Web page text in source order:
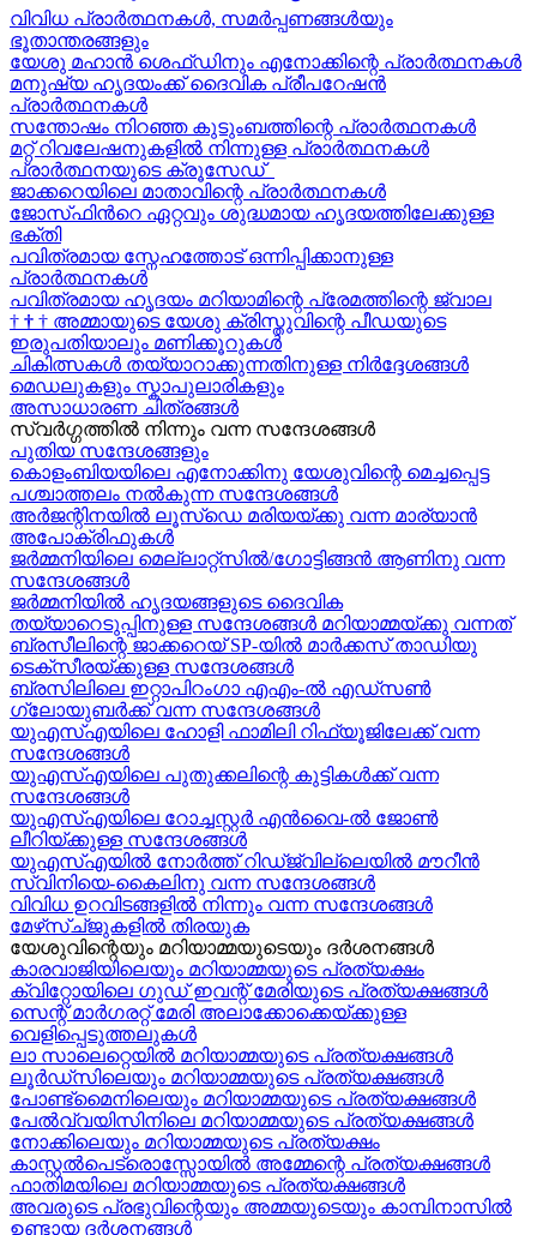
വിവിധ പ്രാർത്ഥനകൾ, സമർപ്പണങ്ങൾയും
ഭൂതാന്തരങ്ങളും
യേശു മഹാന്‍ ശെഫ്ഡിനും എനോക്കിന്റെ പ്രാർത്ഥനകള്‍
മനുഷ്യ ഹൃദയംക്ക് ദൈവിക പ്രീപറേഷൻ
പ്രാർത്ഥനകൾ
സന്തോഷം നിറഞ്ഞ കുടുംബത്തിന്റെ പ്രാർത്ഥനകള്‍
മറ്റ് റിവലേഷനുകളിൽ നിന്നുള്ള പ്രാർത്ഥനകൾ
പ്രാർത്ഥനയുടെ ക്രൂസേഡ്
ജാക്കറെയിലെ മാതാവിന്റെ പ്രാർത്ഥനകൾ
ജോസ്‌ഫിന്‍റെ ഏറ്റവും ശുദ്ധമായ ഹൃദയത്തിലേക്കുള്ള
ഭക്തി
പവിത്രമായ സ്നേഹത്തോട് ഒന്നിപ്പിക്കാനുള്ള
പ്രാർത്ഥനകള്‍
പവിത്രമായ ഹൃദയം മറിയാമിന്റെ പ്രേമത്തിന്റെ ജ്വാല
† † † അമ്മായുടെ യേശു ക്രിസ്തുവിന്റെ പീഡയുടെ
ഇരുപതിയാലും മണിക്കൂറുകള്‍
ചികിത്സകൾ തയ്യാറാക്കുന്നതിനുള്ള നിർദ്ദേശങ്ങൾ
മെഡലുകളും സ്കാപുലാരികളും
അസാധാരണ ചിത്രങ്ങൾ
സ്വര്‍ഗ്ഗത്തിൽ നിന്നും വന്ന സന്ദേശങ്ങള്‍
പുതിയ സന്ദേശങ്ങളും
കൊളംബിയയിലെ എനോക്കിനു യേശുവിന്റെ മെച്ചപ്പെട്ട
പശ്ചാത്തലം നൽകുന്ന സന്ദേശങ്ങള്‍
അർജന്റിനയിൽ ലൂസ്ഡെ മരിയയ്ക്കു വന്ന മാര്യാന്‍
അപോക്രിഫുകള്‍
ജർമ്മനിയിലെ മെല്ലാറ്റ്സിൽ/ഗോട്ടിങ്ങൻ ആണിനു വന്ന
സന്ദേശങ്ങൾ
ജർമ്മനിയിൽ ഹൃദയങ്ങളുടെ ദൈവിക
തയ്യാറെടുപ്പിനുള്ള സന്ദേശങ്ങൾ മറിയാമ്മയ്ക്കു വന്നത്
ബ്രസീലിന്റെ ജാക്കറെയ്‍ SP-യിൽ മാർക്കസ് താഡിയു
ടെക്സീരയ്ക്കുള്ള സന്ദേശങ്ങള്‍
ബ്രസിലിലെ ഇറ്റാപിറംഗാ എഎം-ൽ എഡ്സൺ
ഗ്ലോയുബർക്ക് വന്ന സന്ദേശങ്ങൾ
യുഎസ്എയിലെ ഹോളി ഫാമിലി റിഫ്യൂജിലേക്ക് വന്ന
സന്ദേശങ്ങൾ
യുഎസ്എയിലെ പുതുക്കലിന്റെ കുട്ടികള്‍ക്ക് വന്ന
സന്ദേശങ്ങള്‍
യുഎസ്എയിലെ റോച്ചസ്റ്റർ എൻവൈ-ൽ ജോൺ
ലീറിയ്ക്കുള്ള സന്ദേശങ്ങൾ
യുഎസ്എയിൽ നോർത്ത് റിഡ്ജ്വില്ലെയിൽ മൗറീൻ
സ്വിനിയെ-കൈലിനു വന്ന സന്ദേശങ്ങള്‍
വിവിധ ഉറവിടങ്ങളിൽ നിന്നും വന്ന സന്ദേശങ്ങൾ
മേഴ്‍സ്ച്ജുകളിൽ തിരയുക
യേശുവിന്റെയും മറിയാമ്മയുടെയും ദർശനങ്ങൾ
കാരവാജിയിലെയും മറിയാമ്മയുടെ പ്രത്യക്ഷം
ക്വിറ്റോയിലെ ഗുഡ് ഇവന്റ് മേരിയുടെ പ്രത്യക്ഷങ്ങൾ
സെന്റ് മാർഗരറ്റ് മേരി അലാക്കോക്കെയ്ക്കുള്ള
വെളിപ്പെടുത്തലുകൾ
ലാ സാലെറ്റെയിൽ മറിയാമ്മയുടെ പ്രത്യക്ഷങ്ങൾ
ലൂർഡ്സിലെയും മറിയാമ്മയുടെ പ്രത്യക്ഷങ്ങൾ
പോണ്ട്മൈനിലെയും മറിയാമ്മയുടെ പ്രത്യക്ഷങ്ങൾ
പേൽവ്വയിസിനിലെ മറിയാമ്മയുടെ പ്രത്യക്ഷങ്ങൾ
നോക്കിലെയും മറിയാമ്മയുടെ പ്രത്യക്ഷം
കാസ്റ്റൽപെട്രൊസ്സോയിൽ അമ്മേന്റെ പ്രത്യക്ഷങ്ങൾ
ഫാതിമയിലെ മറിയാമ്മയുടെ പ്രത്യക്ഷങ്ങൾ
അവരുടെ പ്രഭുവിന്റെയും അമ്മയുടെയും കാമ്പിനാസിൽ
ഉണ്ടായ ദർശനങ്ങൾ